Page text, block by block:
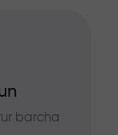
barcha